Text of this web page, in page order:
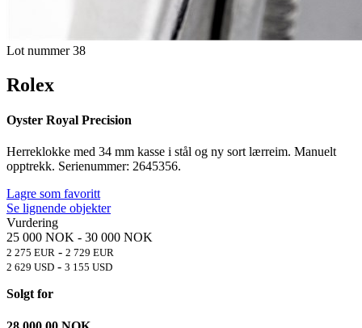
Lot nummer 38
Rolex
Oyster Royal Precision
Herreklokke med 34 mm kasse i stål og ny sort lærreim. Manuelt
opptrekk. Serienummer: 2645356.
Lagre som favoritt
Se lignende objekter
Vurdering
25 000 NOK - 30 000 NOK
2 275 EUR - 2 729 EUR
2 629 USD - 3 155 USD
Solgt for